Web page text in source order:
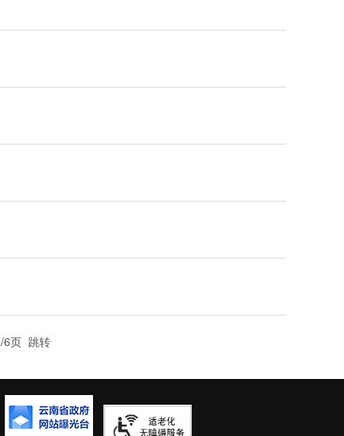
/6页 跳转